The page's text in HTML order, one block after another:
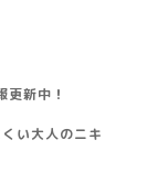
新中！
い大人のニキ